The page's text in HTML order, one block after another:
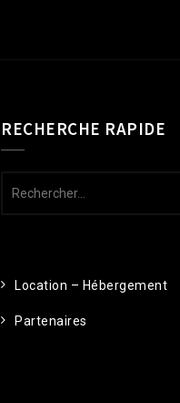
RECHERCHE RAPIDE
Location – Hébergement
Partenaires